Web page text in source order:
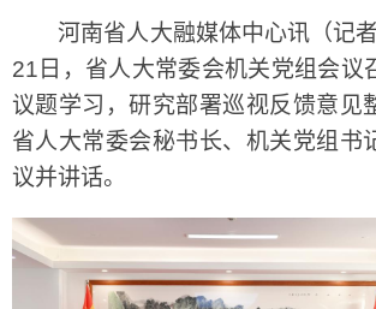
河南省人大融媒体中心讯（记者
21日，省人大常委会机关党组会议
议题学习，研究部署巡视反馈意见
省人大常委会秘书长、机关党组书
议并讲话。